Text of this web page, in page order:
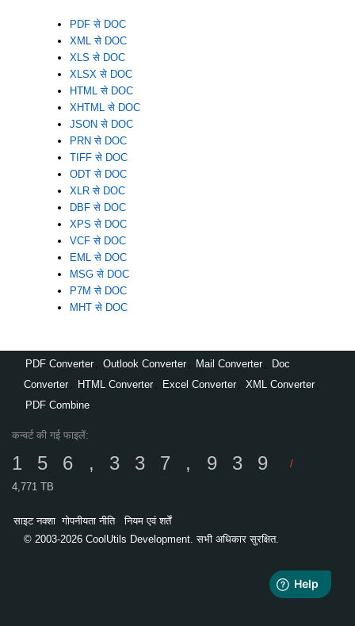
PDF से DOC
XML से DOC
XLS से DOC
XLSX से DOC
HTML से DOC
XHTML से DOC
JSON से DOC
PRN से DOC
TIFF से DOC
ODT से DOC
XLR से DOC
DBF से DOC
XPS से DOC
VCF से DOC
EML से DOC
MSG से DOC
P7M से DOC
MHT से DOC
PDF Converter Outlook Converter Mail Converter
Doc
Converter
HTML Converter Excel Converter XML Converter
PDF Combine
कन्वर्ट की गई फाइलें:
156,337,939
/
4,771 TB
साइट नक्शा गोपनीयता नीति
नियम एवं शर्तें
© 2003-2026 CoolUtils Development. सभी अधिकार सुरक्षित.